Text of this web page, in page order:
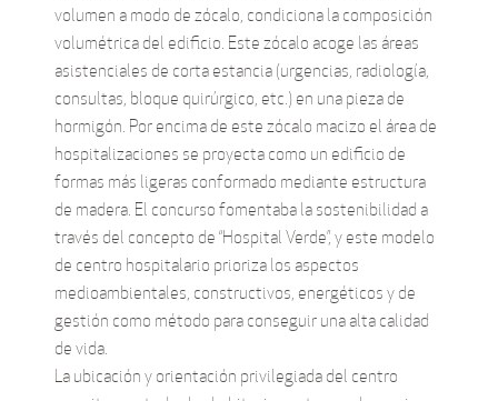
volumen a modo de zócalo, condiciona la composición
volumétrica del edificio. Este zócalo acoge las áreas
asistenciales de corta estancia (urgencias, radiología,
consultas, bloque quirúrgico, etc.) en una pieza de
hormigón. Por encima de este zócalo macizo el área de
hospitalizaciones se proyecta como un edificio de
formas más ligeras conformado mediante estructura
de madera. El concurso fomentaba la sostenibilidad a
través del concepto de “Hospital Verde”, y este modelo
de centro hospitalario prioriza los aspectos
medioambientales, constructivos, energéticos y de
gestión como método para conseguir una alta calidad
de vida.
La ubicación y orientación privilegiada del centro